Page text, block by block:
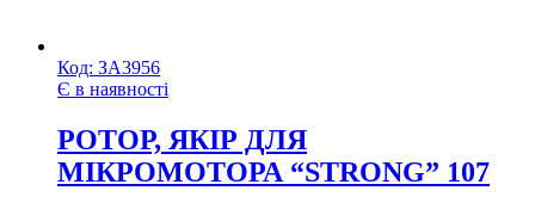
Код: ЗА3956
Є в наявності
РОТОР, ЯКІР ДЛЯ
МІКРОМОТОРА “STRONG” 107